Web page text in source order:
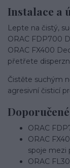
Instalace a
Lepte na čistý,
ORAC FDP700
ORAC FX400
přetřete
Čistěte suchým
agresivní čisticí
ORAC
ORAC
spoje mezi
ORAC